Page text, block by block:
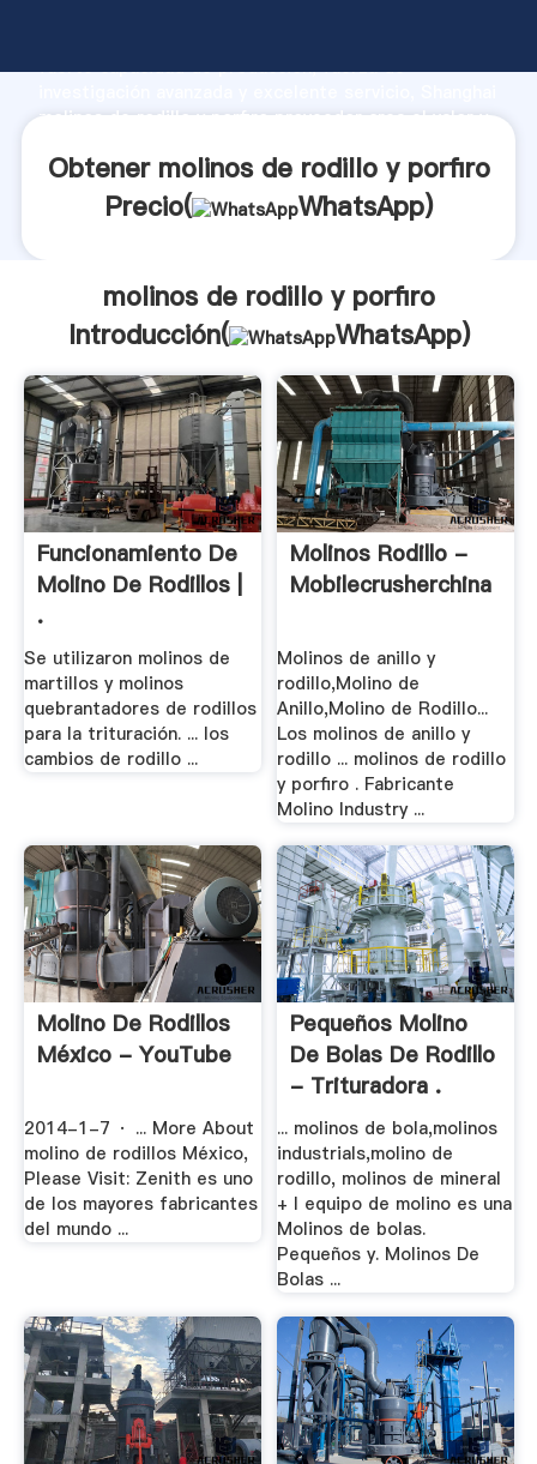
fuerte capacidad de producción, fuerza de
molinos de rodillo y porfiro proveedor crea el valor y
Obtener molinos de rodillo y porfiro
Precio(
WhatsApp)
molinos de rodillo y porfiro
Introducción(
WhatsApp)
Funcionamiento De
Molino De Rodillos |
.
Se utilizaron molinos de
martillos y molinos
quebrantadores de rodillos
para la trituración. ... los
cambios de rodillo ...
Molinos Rodillo -
Mobilecrusherchina
Molinos de anillo y
rodillo,Molino de
Anillo,Molino de Rodillo...
Los molinos de anillo y
rodillo ... molinos de rodillo
y porfiro . Fabricante
Molino Industry ...
Molino De Rodillos
México - YouTube
2014-1-7 · ... More About
molino de rodillos México,
Please Visit: Zenith es uno
de los mayores fabricantes
del mundo ...
Pequeños Molino
De Bolas De Rodillo
- Trituradora .
... molinos de bola,molinos
industrials,molino de
rodillo, molinos de mineral
+ l equipo de molino es una
Molinos de bolas.
Pequeños y. Molinos De
Bolas ...